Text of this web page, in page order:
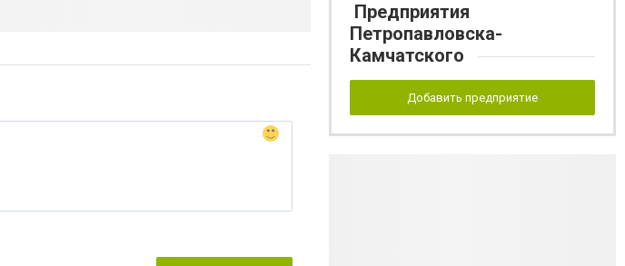
Предприятия
Петропавловска-
Камчатского
Добавить предприятие